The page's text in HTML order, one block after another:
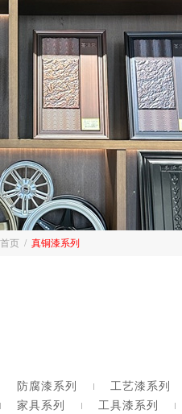
首页 / 真铜漆系列
防腐漆系列 工艺漆系列
家具系列
工具漆系列